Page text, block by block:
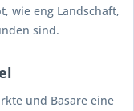
wie eng Landschaft,
sind.
und Basare eine